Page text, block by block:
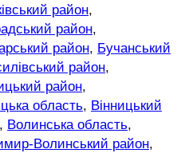
район,
район,
район, Бучанський
район,
район,
область, Вінницький
, Волинська область,
Волинський район,